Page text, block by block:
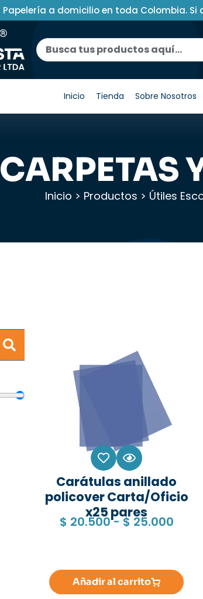
Papelería a domicilio en toda Colombia.
Inicio Tienda Sobre Nosotros
CARPETAS
Inicio > Productos > Útiles
Carátulas anillado
policover Carta/Oficio
x25 pares
$ 20.500 - $25.000
Añadir al carrito